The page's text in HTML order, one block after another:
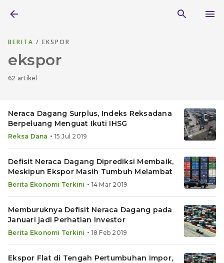
BERITA / EKSPOR
ekspor
62 artikel
Neraca Dagang Surplus, Indeks Reksadana
Berpeluang Menguat Ikuti IHSG
Reksa Dana • 15 Jul 2019
Defisit Neraca Dagang Diprediksi Membaik,
Meskipun Ekspor Masih Tumbuh Melambat
Berita Ekonomi Terkini • 14 Mar 2019
Memburuknya Defisit Neraca Dagang pada
Januari jadi Perhatian Investor
Berita Ekonomi Terkini • 18 Feb 2019
Ekspor Flat di Tengah Pertumbuhan Impor,